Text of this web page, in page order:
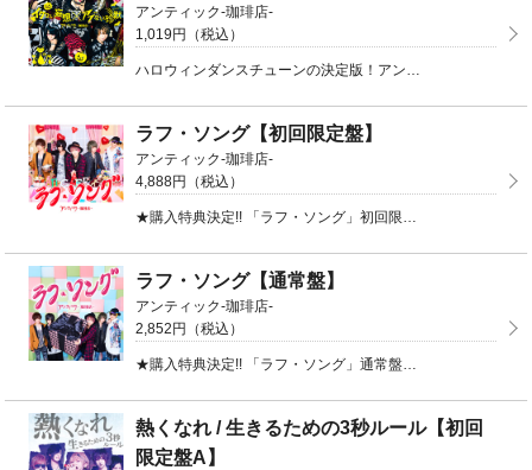
アンティック-珈琲店-
1,019円（税込）
ハロウィンダンスチューンの決定版！アンティック-珈琲店-史上初のコンセプトシングル、発売決定！通常盤 ...
ラフ・ソング【初回限定盤】
アンティック-珈琲店-
4,888円（税込）
★購入特典決定!! 「ラフ・ソング」初回限定盤をMusingにてご購入頂くと、ラブレター風メッセージ ...
ラフ・ソング【通常盤】
アンティック-珈琲店-
2,852円（税込）
★購入特典決定!! 「ラフ・ソング」通常盤をMusingにてご購入頂くと、ラブレター風メッセージカー ...
熱くなれ / 生きるための3秒ルール【初回
限定盤A】